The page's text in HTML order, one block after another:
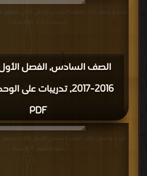
الصف السادس, الفصل
PDF
الوحدات 1-2-3 PDF مجانا
عملية التصميم PDF مجانا